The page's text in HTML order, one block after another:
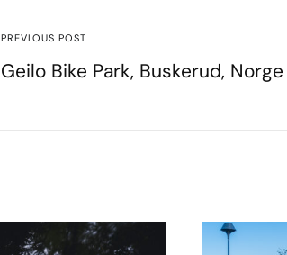
PREVIOUS POST
Geilo Bike Park, Buskerud, Norge